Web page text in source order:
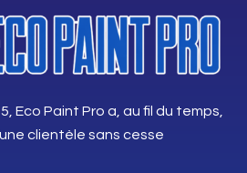
Eco Paint Pro a, au fil du temps,
clientèle sans cesse